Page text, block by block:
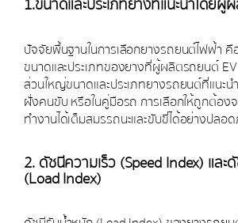
1.ขนาดและประเภทยางที่แนะนำโดยผู้
ปัจจัยพื้นฐานในการเลือกยางรถยนต์ไฟฟ้า
ขนาดและประเภทของยางที่ผู้ผลิตรถยนต์
ส่วนใหญ่ขนาดและประเภทยางรถยนต์ที่แนะน
ฝั่งคนขับ หรือในคู่มือรถ การเลือกให้ถูกต้อง
ทำงานได้เต็มสมรรถนะและขับขี่ได้อย่างปลอ
2. ดัชนีความเร็ว (Speed Index) แล
(Load Index)